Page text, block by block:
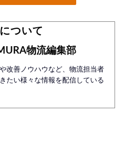
ついて
物流編集部
改善ノウハウなど、物流担当者
たい様々な情報を配信している